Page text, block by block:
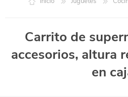
Carrito de
accesorios, altura
en